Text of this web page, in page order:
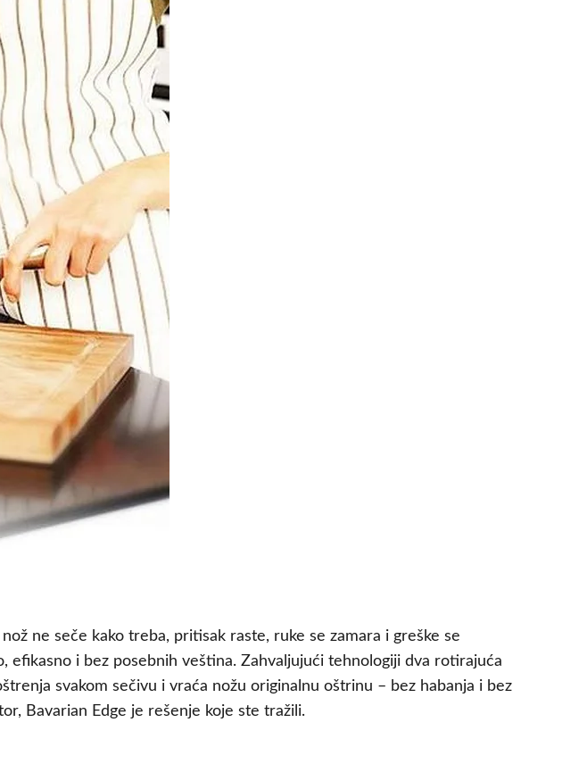
ne seče kako treba, pritisak raste, ruke se zamara i greške se
efikasno i bez posebnih veština. Zahvaljujući tehnologiji dva rotirajuća
svakom sečivu i vraća nožu originalnu oštrinu – bez habanja i bez
Bavarian Edge je rešenje koje ste tražili.